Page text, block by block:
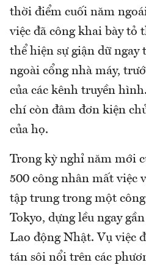
thời điểm cuối năm
việc đã công khai bày tỏ
thể hiện sự giận dữ ngay
ngoài cổng nhà máy,
của các kênh truyền
chí còn đâm đơn kiện
của họ.
Trong kỳ nghỉ năm mới
500 công nhân mất việc
tập trung trong một
Tokyo, dựng lều ngay
Lao động Nhật. Vụ việc
tán sôi nổi trên các